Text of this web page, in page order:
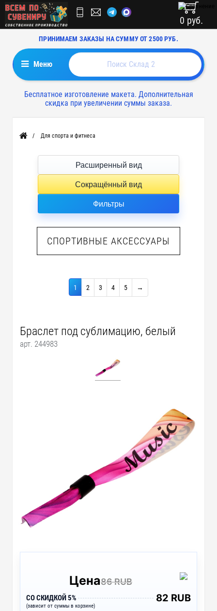
ПРИНИМАЕМ ЗАКАЗЫ НА СУММУ ОТ 2500 РУБ.
0 руб.
Меню
Бесплатное изготовление макета. Дополнительная
скидка при увеличении суммы заказа.
Главная Для спорта и фитнеса
Расширенный вид
Сокращённый вид
Фильтры
СПОРТИВНЫЕ АКСЕССУАРЫ
1 2 3 4 5 →
Браслет под сублимацию, белый
арт. 244983
Цена86 RUB
СО СКИДКОЙ 5%
(зависит от суммы в корзине)
82 RUB